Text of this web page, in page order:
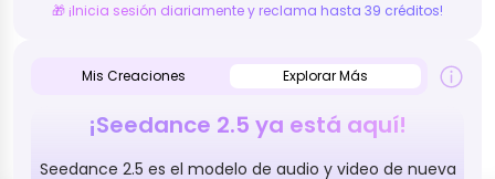
🎁 ¡Inicia sesión diariamente y reclama hasta 39 créditos!
Mis Creaciones Explorar Más
¡Seedance 2.5 ya está aquí!
Seedance 2.5 es el modelo de audio y video de nueva